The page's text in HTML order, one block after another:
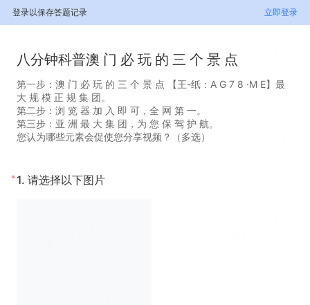
登录以保存答题记录 立即登录
八分钟科普澳 门 必 玩 的 三 个 景 点
第一步：澳 门 必 玩 的 三 个 景 点 【王-纸：A G 7 8 ·M E】最
大 规 模 正 规 集 团。
第二步：浏 览 器 加 入 即 可，全 网 第 一。
第三步：亚 洲 最 大 集 团，为 您 保 驾 护 航。
您认为哪些元素会促使您分享视频？（多选）
* 1. 请选择以下图片